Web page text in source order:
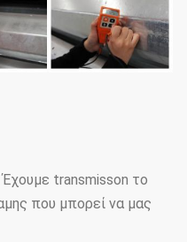
Έχουμε transmisson το
που μπορεί να μας